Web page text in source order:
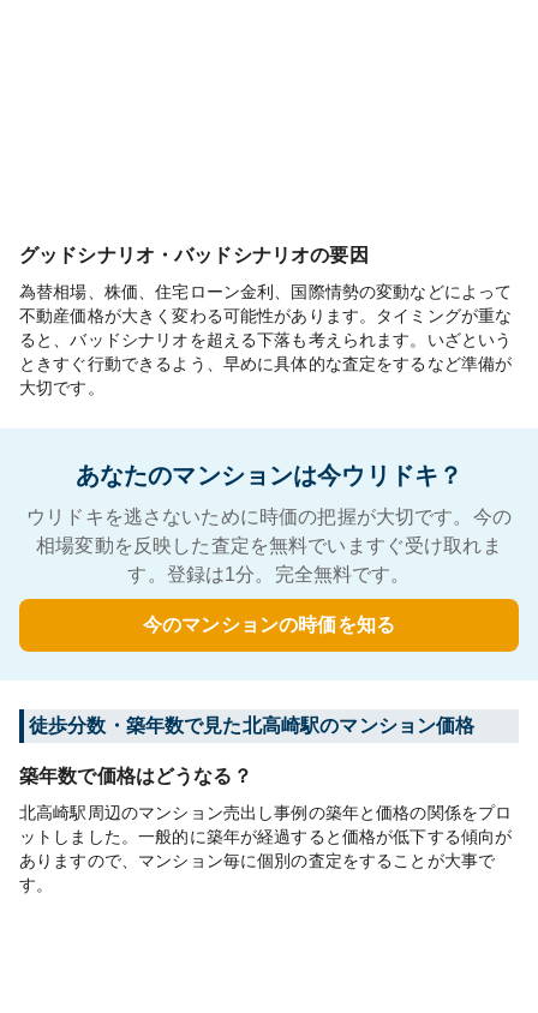
グッドシナリオ・バッドシナリオの要因
為替相場、株価、住宅ローン金利、国際情勢の変動などによって
不動産価格が大きく変わる可能性があります。タイミングが重な
ると、バッドシナリオを超える下落も考えられます。いざという
ときすぐ行動できるよう、早めに具体的な査定をするなど準備が
大切です。
あなたのマンションは今ウリドキ？
ウリドキを逃さないために時価の把握が大切です。今の
相場変動を反映した査定を無料でいますぐ受け取れま
す。登録は1分。完全無料です。
今のマンションの時価を知る
徒歩分数・築年数で見た北高崎駅のマンション価格
築年数で価格はどうなる？
北高崎駅周辺のマンション売出し事例の築年と価格の関係をプロ
ットしました。一般的に築年が経過すると価格が低下する傾向が
ありますので、マンション毎に個別の査定をすることが大事で
す。